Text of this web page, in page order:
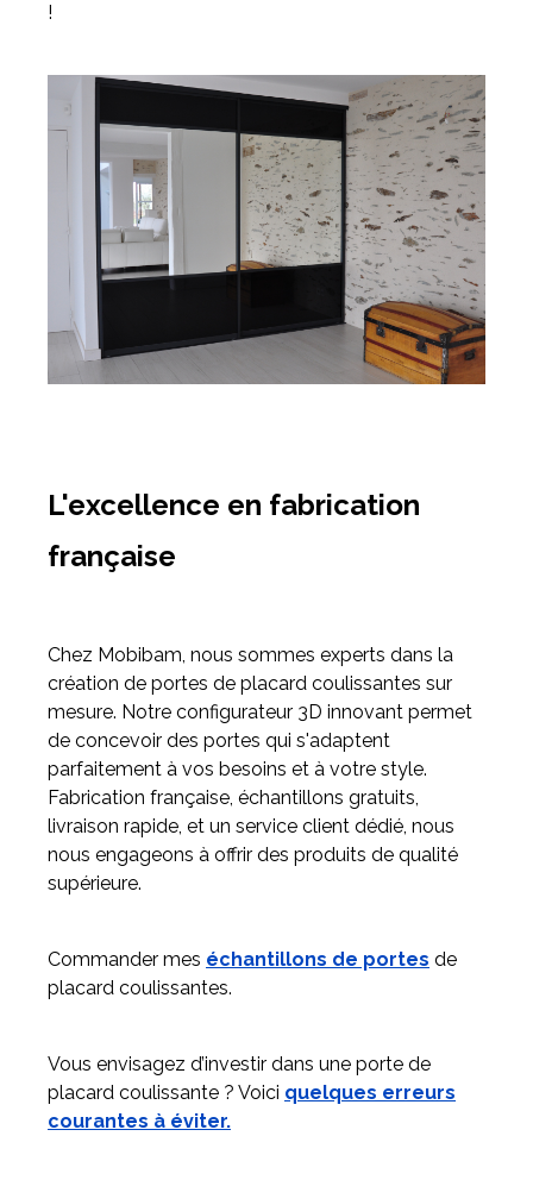
!
L'excellence en fabrication
française
Chez Mobibam, nous sommes experts dans la
création de portes de placard coulissantes sur
mesure. Notre configurateur 3D innovant permet
de concevoir des portes qui s'adaptent
parfaitement à vos besoins et à votre style.
Fabrication française, échantillons gratuits,
livraison rapide, et un service client dédié, nous
nous engageons à offrir des produits de qualité
supérieure.
Commander mes échantillons de portes de
placard coulissantes.
Vous envisagez d’investir dans une porte de
placard coulissante ? Voici quelques erreurs
courantes à éviter.